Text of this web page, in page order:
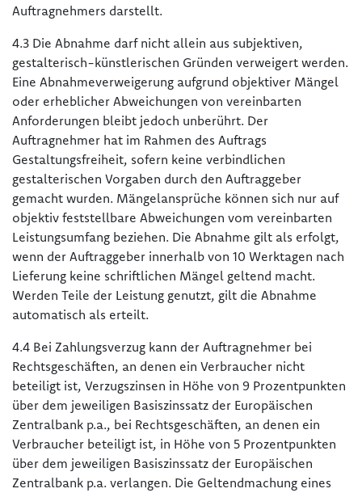
Auftragnehmers darstellt.
4.3 Die Abnahme darf nicht allein aus subjektiven,
gestalterisch-künstlerischen Gründen verweigert werden.
Eine Abnahmeverweigerung aufgrund objektiver Mängel
oder erheblicher Abweichungen von vereinbarten
Anforderungen bleibt jedoch unberührt. Der
Auftragnehmer hat im Rahmen des Auftrags
Gestaltungsfreiheit, sofern keine verbindlichen
gestalterischen Vorgaben durch den Auftraggeber
gemacht wurden. Mängelansprüche können sich nur auf
objektiv feststellbare Abweichungen vom vereinbarten
Leistungsumfang beziehen. Die Abnahme gilt als erfolgt,
wenn der Auftraggeber innerhalb von 10 Werktagen nach
Lieferung keine schriftlichen Mängel geltend macht.
Werden Teile der Leistung genutzt, gilt die Abnahme
automatisch als erteilt.
4.4 Bei Zahlungsverzug kann der Auftragnehmer bei
Rechtsgeschäften, an denen ein Verbraucher nicht
beteiligt ist, Verzugszinsen in Höhe von 9 Prozentpunkten
über dem jeweiligen Basiszinssatz der Europäischen
Zentralbank p.a., bei Rechtsgeschäften, an denen ein
Verbraucher beteiligt ist, in Höhe von 5 Prozentpunkten
über dem jeweiligen Basiszinssatz der Europäischen
Zentralbank p.a. verlangen. Die Geltendmachung eines